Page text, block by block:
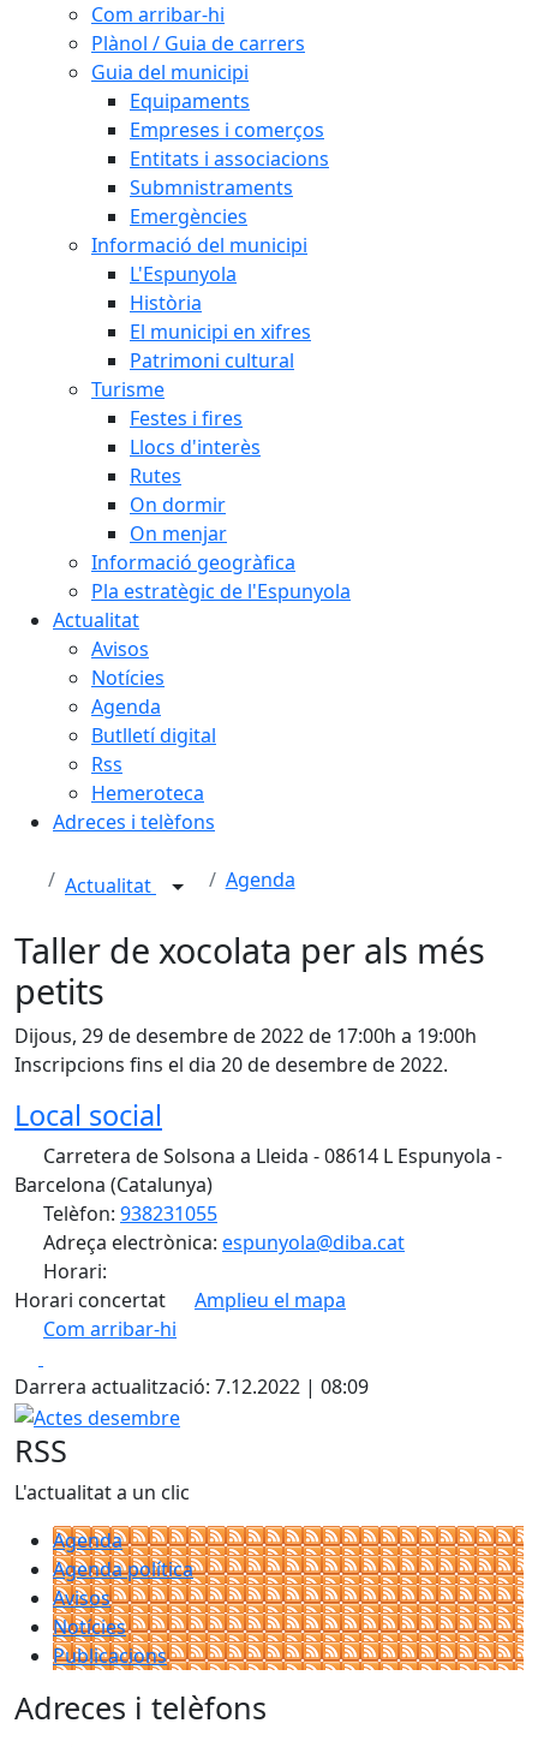
Com arribar-hi
Plànol / Guia de carrers
Guia del municipi
Equipaments
Empreses i comerços
Entitats i associacions
Submnistraments
Emergències
Informació del municipi
L'Espunyola
Història
El municipi en xifres
Patrimoni cultural
Turisme
Festes i fires
Llocs d'interès
Rutes
On dormir
On menjar
Informació geogràfica
Pla estratègic de l'Espunyola
Actualitat
Avisos
Notícies
Agenda
Butlletí digital
Rss
Hemeroteca
Adreces i telèfons
Actualitat Agenda
Taller de xocolata per als més
petits
Dijous, 29 de desembre de 2022 de 17:00h a 19:00h
Inscripcions fins el dia 20 de desembre de 2022.
Local social
Carretera de Solsona a Lleida - 08614 L Espunyola -
Barcelona (Catalunya)
Telèfon: 938231055
Adreça electrònica: espunyola@diba.cat
Horari:
Horari concertat
Amplieu el mapa
Com arribar-hi
+
−
Darrera actualització: 7.12.2022 | 08:09
Actes desembre
RSS
L'actualitat a un clic
Agenda
Agenda política
Avisos
Notícies
Publicacions
Adreces i telèfons